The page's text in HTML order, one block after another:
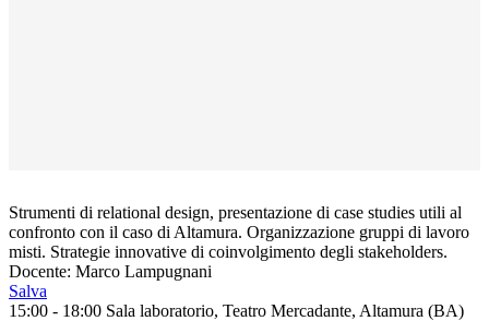
Strumenti di relational design, presentazione di case studies utili al
confronto con il caso di Altamura. Organizzazione gruppi di lavoro
misti. Strategie innovative di coinvolgimento degli stakeholders.
Docente: Marco Lampugnani
Salva
15:00 - 18:00 Sala laboratorio, Teatro Mercadante, Altamura (BA)